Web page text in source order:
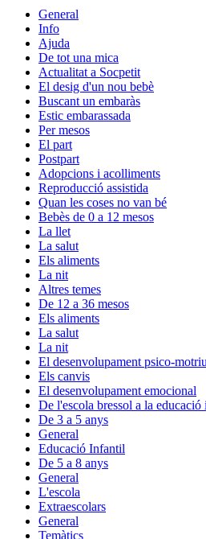
General
Info
Ajuda
De tot una mica
Actualitat a Socpetit
El desig d'un nou bebè
Buscant un embaràs
Estic embarassada
Per mesos
El part
Postpart
Adopcions i acolliments
Reproducció assistida
Quan les coses no van bé
Bebès de 0 a 12 mesos
La llet
La salut
Els aliments
La nit
Altres temes
De 12 a 36 mesos
Els aliments
La salut
La nit
El desenvolupament psico-motriu
Els canvis
El desenvolupament emocional
De l'escola bressol a la educació
De 3 a 5 anys
General
Educació Infantil
De 5 a 8 anys
General
L'escola
Extraescolars
General
Temàtics